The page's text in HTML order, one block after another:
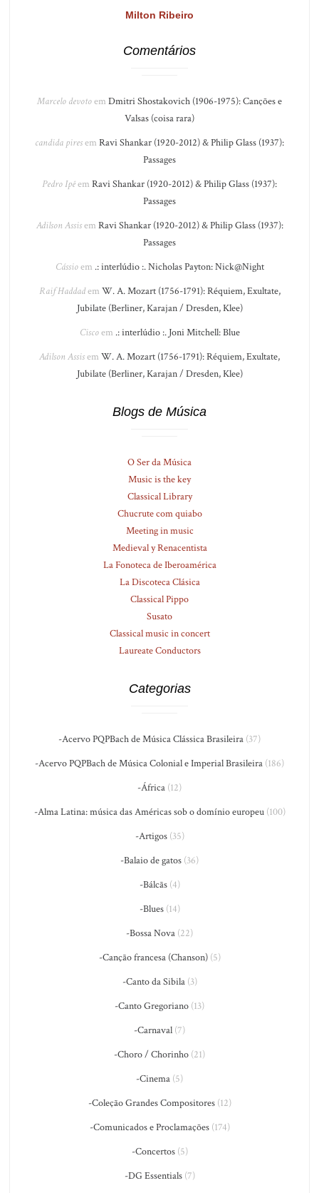
Milton Ribeiro
Comentários
Marcelo devotoem Dmitri Shostakovich (1906-1975): Canções e
Valsas (coisa rara)
candida piresem Ravi Shankar (1920-2012) & Philip Glass (1937):
Passages
Pedro Ipêem Ravi Shankar (1920-2012) & Philip Glass (1937):
Passages
Adilson Assisem Ravi Shankar (1920-2012) & Philip Glass (1937):
Passages
Cássioem .: interlúdio :. Nicholas Payton: Nick@Night
Raif Haddadem W. A. Mozart (1756-1791): Réquiem, Exultate,
Jubilate (Berliner, Karajan / Dresden, Klee)
Ciscoem .: interlúdio :. Joni Mitchell: Blue
Adilson Assisem W. A. Mozart (1756-1791): Réquiem, Exultate,
Jubilate (Berliner, Karajan / Dresden, Klee)
Blogs de Música
O Ser da Música
Music is the key
Classical Library
Chucrute com quiabo
Meeting in music
Medieval y Renacentista
La Fonoteca de Iberoamérica
La Discoteca Clásica
Classical Pippo
Susato
Classical music in concert
Laureate Conductors
Categorias
-Acervo PQPBach de Música Clássica Brasileira (37)
-Acervo PQPBach de Música Colonial e Imperial Brasileira (186)
-África (12)
-Alma Latina: música das Américas sob o domínio europeu(100)
-Artigos(35)
-Balaio de gatos (36)
-Bálcãs(4)
-Blues(14)
-Bossa Nova (22)
-Canção francesa (Chanson)(5)
-Canto da Sibila(3)
-Canto Gregoriano (13)
-Carnaval (7)
-Choro / Chorinho (21)
-Cinema (5)
-Coleção Grandes Compositores(12)
-Comunicados e Proclamações(174)
-Concertos(5)
-DG Essentials(7)